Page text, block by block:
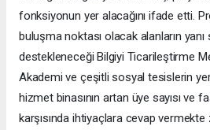
fonksiyonun yer alacağını ifade etti.
buluşma noktası olacak alanların yanı
destekleneceği Bilgiyi Ticarileştirme
Akademi ve çeşitli sosyal tesislerin
hizmet binasının artan üye sayısı ve
karşısında ihtiyaçlara cevap vermekte